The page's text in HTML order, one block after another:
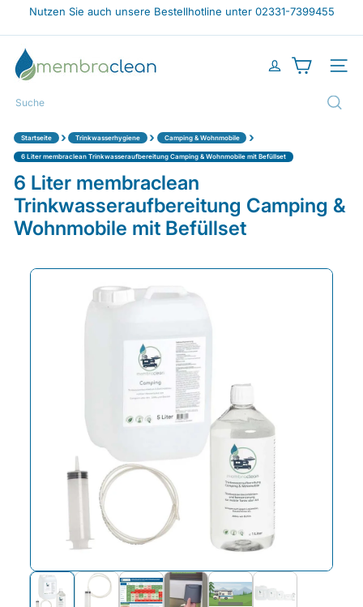
Direkt
Inhalt
Diashow
Nutzen Sie auch unsere Bestellhotline unter 02331-7399455
m
e
m
b
c
l
e
a
n
-
s
Suche
Startseite › Trinkwasserhygiene › Camping & Wohnmobile ›
6 Liter membraclean Trinkwasseraufbereitung Camping & Wohnmobile mit Befüllset
6 Liter membraclean
Trinkwasseraufbereitung Camping &
Wohnmobile mit Befüllset